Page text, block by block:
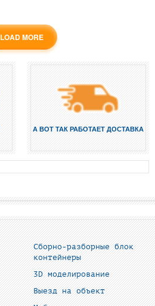
LOAD MORE
А ВОТ ТАК РАБОТАЕТ ДОСТАВКА
Сборно-разборные блок
контейнеры
3D моделирование
Выезд на объект